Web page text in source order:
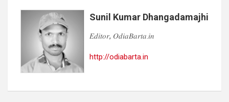
Sunil Kumar Dhangadamajhi
𝐸𝑑𝑖𝑡𝑜𝑟, 𝑂𝑑𝑖𝑎𝐵𝑎𝑟𝑡𝑎.𝑖𝑛
http://odiabarta.in